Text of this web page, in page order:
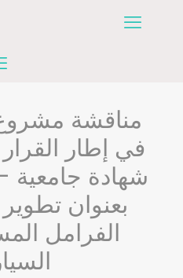
مناقشة مشروع
شهادة
بعنوان تطوير
الفرامل